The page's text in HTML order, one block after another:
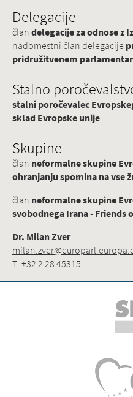
Delegacije
člandelegacije za odnose z
nadomestni član delegacije
pridružitvenem
Stalno
stalni poročevalec
sklad Evropske unije
Skupine
član neformalne skupine
ohranjanju spomina na vse
član neformalne skupine
svobodnega Irana - Friends
Dr. Milan Zver
T: +32 2 28 45315